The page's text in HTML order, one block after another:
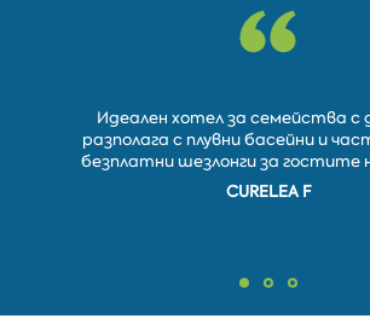
Идеален хотел за семейства с
разполага с плувни басейни и
безплатни шезлонги за гостите
CURELEA F